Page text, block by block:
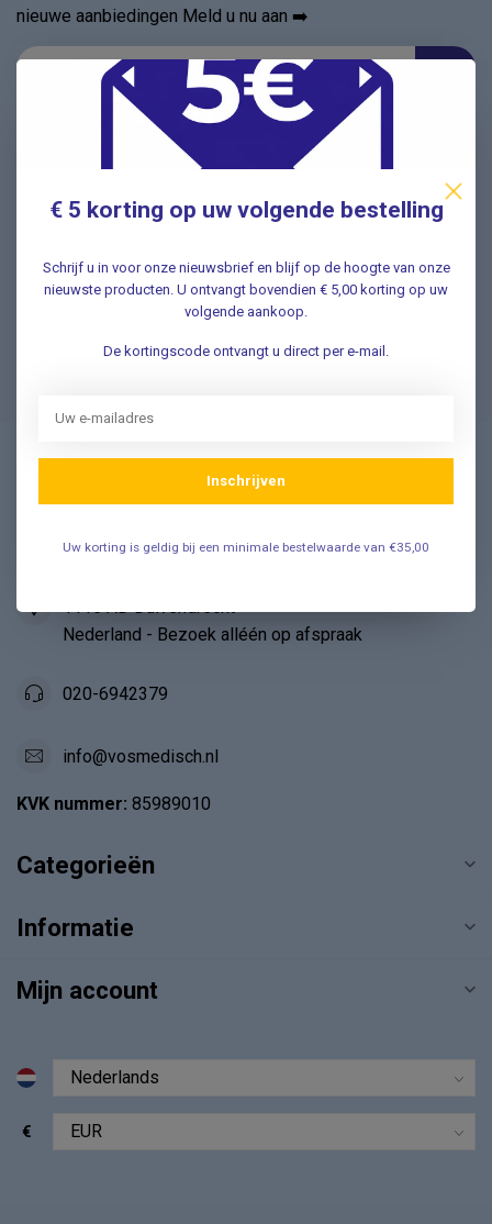
Vragen? Wij helpen graag!
contact met onze klantenservice ✔ Altijd hulp bij uw
Klantenservice
Veelgestelde Vragen
nieuwe aanbiedingen Meld u nu aan ➡️
Vosmedisch.nl - A. Vos en Zoons B.V.
1115 AD Duivendrecht
Nederland - Bezoek alléén op afspraak
020-6942379
info@vosmedisch.nl
KVK nummer: 85989010
Categorieën
Informatie
Mijn account
€
€ 5 korting op uw volgende bestelling
Schrijf u in voor onze nieuwsbrief en blijf op de hoogte van onze
nieuwste producten. U ontvangt bovendien € 5,00 korting op uw
volgende aankoop.
De kortingscode ontvangt u direct per e-mail.
Inschrijven
Uw korting is geldig bij een minimale bestelwaarde van €35,00